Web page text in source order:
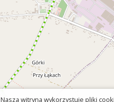
Nasza witryna wykorzystuje pliki